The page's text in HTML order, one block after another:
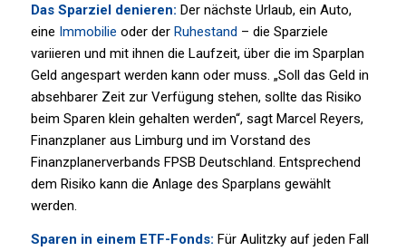
Das Sparziel denieren: Der nächste Urlaub, ein Auto,
eine Immobilie oder der Ruhestand – die Sparziele
variieren und mit ihnen die Laufzeit, über die im Sparplan
Geld angespart werden kann oder muss. „Soll das Geld in
absehbarer Zeit zur Verfügung stehen, sollte das Risiko
beim Sparen klein gehalten werden“, sagt Marcel Reyers,
Finanzplaner aus Limburg und im Vorstand des
Finanzplanerverbands FPSB Deutschland. Entsprechend
dem Risiko kann die Anlage des Sparplans gewählt
werden.
Sparen in einem ETF-Fonds: Für Aulitzky auf jeden Fall